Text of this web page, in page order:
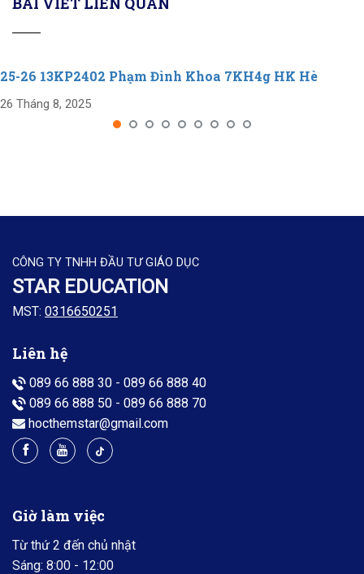
25-26 13KP2402 Phạm Đình Khoa 7KH4g HK Hè
26 Tháng 8, 2025
CÔNG TY TNHH ĐẦU TƯ GIÁO DỤC
STAR EDUCATION
MST: 0316650251
Liên hệ
089 66 888 30 - 089 66 888 40
089 66 888 50 - 089 66 888 70
hocthemstar@gmail.com
Giờ làm việc
Từ thứ 2 đến chủ nhật
Sáng: 8:00 - 12:00